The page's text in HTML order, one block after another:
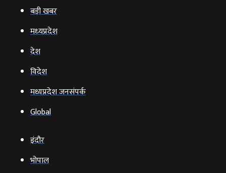
बड़ी खबर
मध्‍यप्रदेश
देश
विदेश
मध्यप्रदेश जनसंपर्क
Global
इंदौर
भोपाल